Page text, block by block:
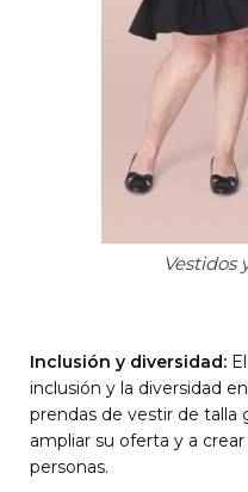
Vestidos
Inclusión y diversidad:
inclusión y la diversidad
prendas de vestir de talla
ampliar su oferta y a
personas.